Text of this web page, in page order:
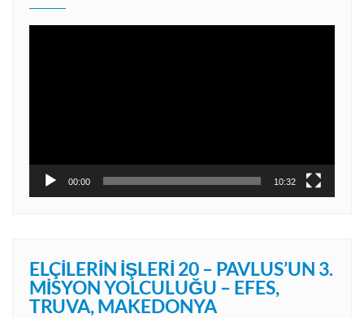
00:00 10:32
ELÇILERIN İŞLERI 20 – PAVLUS’UN 3.
MISYON YOLCULUĞU – EFES,
TRUVA, MAKEDONYA